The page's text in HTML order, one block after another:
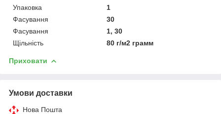
Упаковка
1
Фасування
30
Фасування
1, 30
Щільність
80 г/м2 грамм
Приховати
Умови доставки
Нова Пошта